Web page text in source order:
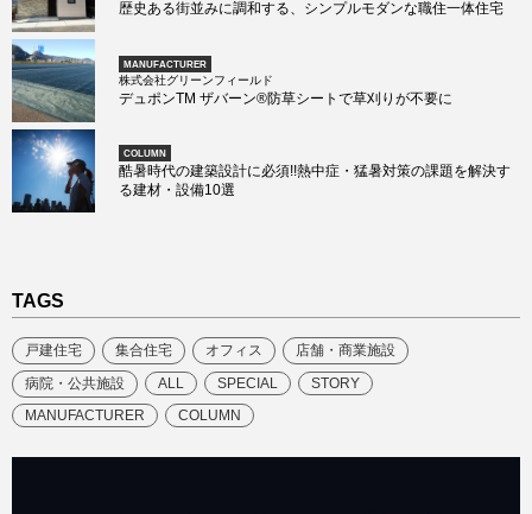
歴史ある街並みに調和する、シンプルモダンな職住一体住宅
MANUFACTURER
株式会社グリーンフィールド
デュポンTM ザバーン®防草シートで草刈りが不要に
COLUMN
酷暑時代の建築設計に必須!!熱中症・猛暑対策の課題を解決す
る建材・設備10選
TAGS
戸建住宅 集合住宅 オフィス
店舗・商業施設
病院・公共施設
ALL SPECIAL
STORY
MANUFACTURER
COLUMN